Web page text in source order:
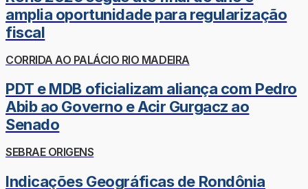
amplia oportunidade para regularização
fiscal
CORRIDA AO PALÁCIO RIO MADEIRA
PDT e MDB oficializam aliança com Pedro
Abib ao Governo e Acir Gurgacz ao
Senado
SEBRAE ORIGENS
Indicações Geográficas de Rondônia